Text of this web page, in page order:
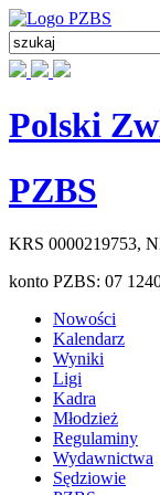
Polski
PZBS
KRS 0000219753,
konto PZBS: 07
Nowości
Kalendarz
Wyniki
Ligi
Kadra
Młodzież
Regulaminy
Wydawnictwa
Sędziowie